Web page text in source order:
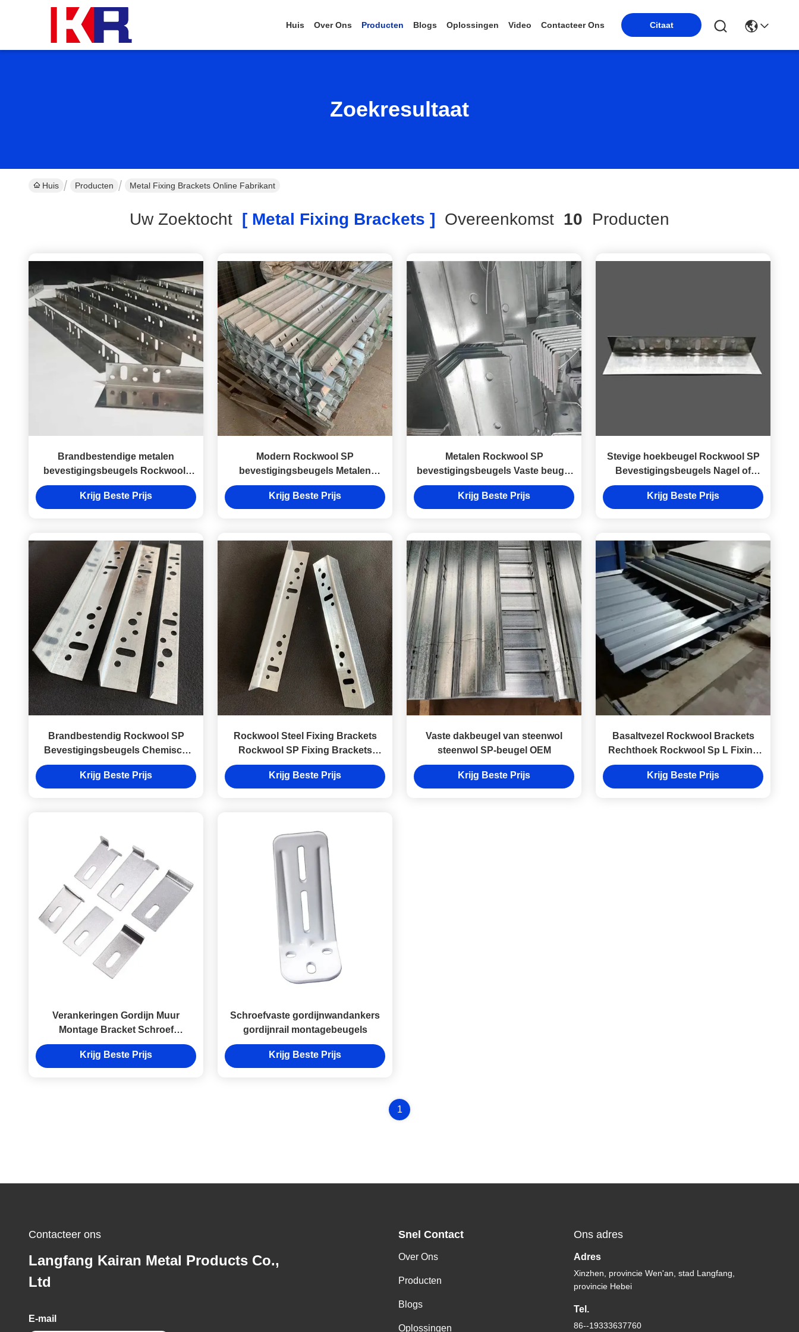
Huis Over Ons Producten Blogs Oplossingen Video Contacteer Ons Citaat
Zoekresultaat
Huis Producten Metal Fixing Brackets Online Fabrikant
Uw Zoektocht [ Metal Fixing Brackets ] Overeenkomst 10 Producten
Brandbestendige metalen
bevestigingsbeugels Rockwool-
beugels Anti-corrosief
Krijg Beste Prijs
Modern Rockwool SP
bevestigingsbeugels Metalen
bevestigingsbeugels voor
wandvloer
Krijg Beste Prijs
Metalen Rockwool SP
bevestigingsbeugels Vaste beugel
voor HVAC-kanaal
Krijg Beste Prijs
Stevige hoekbeugel Rockwool SP
Bevestigingsbeugels Nagel of
schroef Installatie
Krijg Beste Prijs
Brandbestendig Rockwool SP
Bevestigingsbeugels Chemisch
bestand Aanpasbaar
Krijg Beste Prijs
Rockwool Steel Fixing Brackets
Rockwool SP Fixing Brackets
Zilveren
Krijg Beste Prijs
Vaste dakbeugel van steenwol
steenwol SP-beugel OEM
Krijg Beste Prijs
Basaltvezel Rockwool Brackets
Rechthoek Rockwool Sp L Fixing
Brackets
Krijg Beste Prijs
Verankeringen Gordijn Muur
Montage Bracket Schroef
Bevestiging Anker In Gebouw
Krijg Beste Prijs
Schroefvaste gordijnwandankers
gordijnrail montagebeugels
Krijg Beste Prijs
1
Contacteer ons
Langfang Kairan Metal Products Co.,
Ltd
E-mail
Snel Contact
Over Ons
Producten
Blogs
Oplossingen
Ons adres
Adres
Xinzhen, provincie Wen'an, stad Langfang,
provincie Hebei
Tel.
86--19333637760